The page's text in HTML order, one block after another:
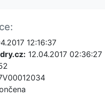
12:16:37
12.04.2017 02:36:27